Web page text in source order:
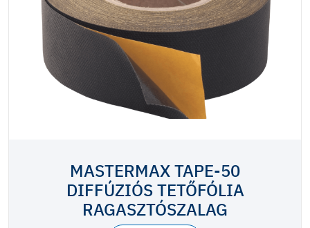
MASTERMAX TAPE-50
DIFFÚZIÓS TETŐFÓLIA
RAGASZTÓSZALAG